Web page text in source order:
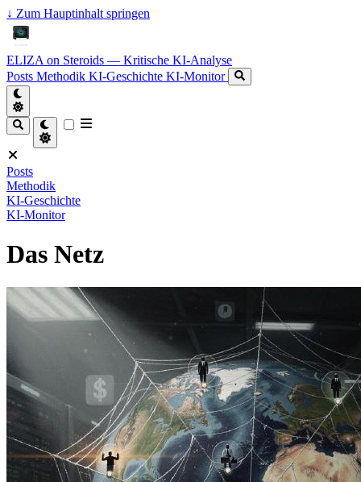
↓ Zum Hauptinhalt springen
ELIZA on Steroids — Kritische KI-Analyse
Posts Methodik KI-Geschichte KI-Monitor
Posts
Methodik
KI-Geschichte
KI-Monitor
Das Netz